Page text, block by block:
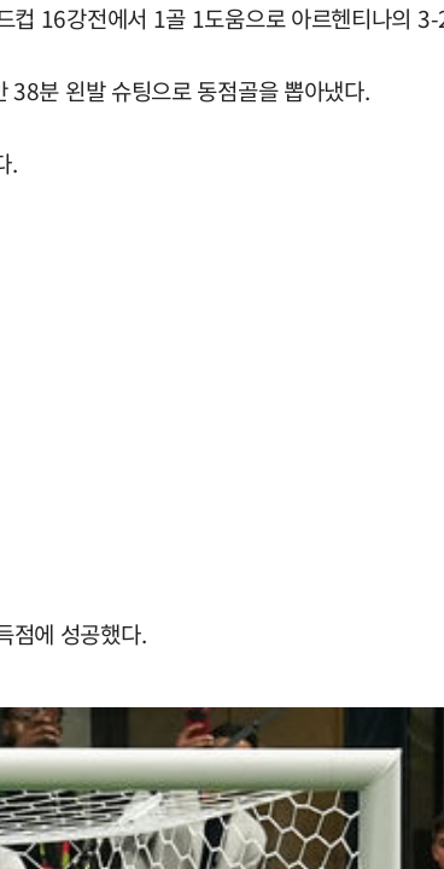
16강전에서 1골 1도움으로 아르헨티나의
분 왼발 슈팅으로 동점골을 뽑아냈다.
.
점에 성공했다.